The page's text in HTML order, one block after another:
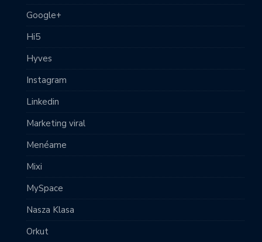
Google+
Hi5
Hyves
Instagram
Linkedin
Marketing viral
Menéame
Mixi
MySpace
Nasza Klasa
Orkut